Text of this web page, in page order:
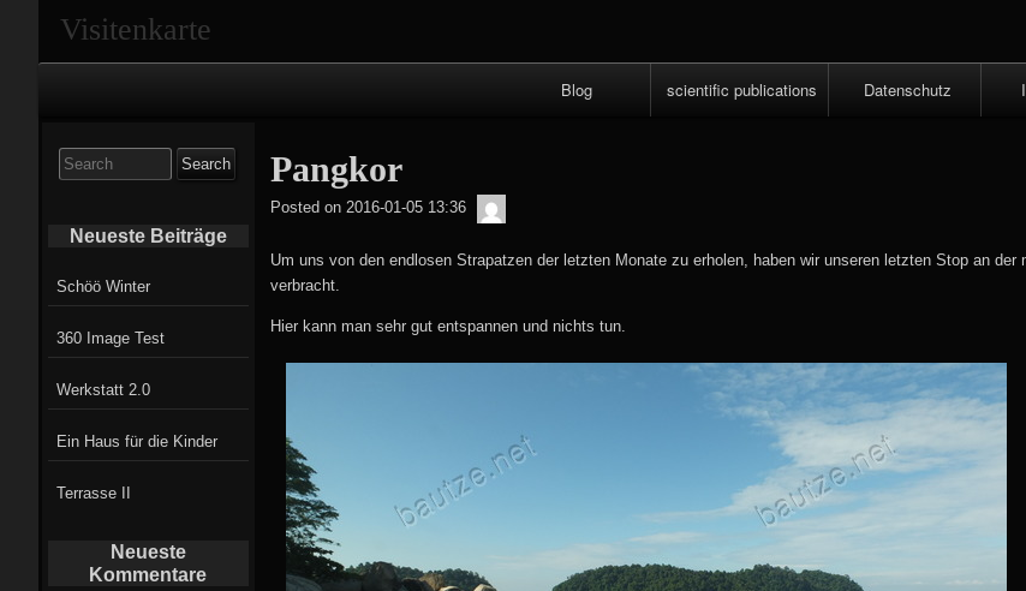
Visitenkarte
Blog scientific publications Datenschutz
Pangkor
Posted on 2016-01-05 13:36
Um uns von den endlosen Strapatzen der letzten Monate zu erholen, haben wir unseren letzten Stop an
verbracht.
Hier kann man sehr gut entspannen und nichts tun.
Search
for:
Neueste Beiträge
Schöö Winter
360 Image Test
Werkstatt 2.0
Ein Haus für die Kinder
Terrasse II
Neueste
Kommentare